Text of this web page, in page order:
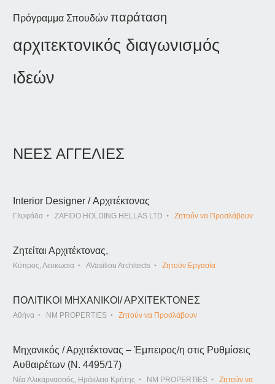
Πρόγραμμα Σπουδών παράταση
αρχιτεκτονικός διαγωνισμός
ιδεών
ΝΕΕΣ ΑΓΓΕΛΙΕΣ
Interior Designer / Αρχιτέκτονας
Γλυφάδα ZAFIDO HOLDING HELLAS LTD Ζητούν να Προσλάβουν
Ζητείται Αρχιτέκτονας,
Κύπρος, Λευκωσια AVasiliou Architects Ζητούν Εργασία
ΠΟΛΙΤΙΚΟΙ ΜΗΧΑΝΙΚΟΙ/ ΑΡΧΙΤΕΚΤΟΝΕΣ
Αθήνα NM PROPERTIES Ζητούν να Προσλάβουν
Μηχανικός / Αρχιτέκτονας – Έμπειρος/η στις Ρυθμίσεις
Αυθαιρέτων (Ν. 4495/17)
Νέα Αλικαρνασσός, Ηράκλειο Κρήτης NM PROPERTIES Ζητούν να